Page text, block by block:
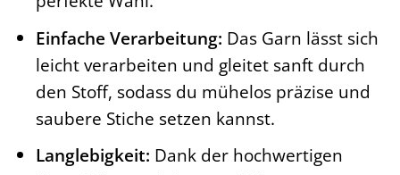
Einfache Verarbeitung: Das Garn lässt sich
leicht verarbeiten und gleitet sanft durch
den Stoff, sodass du mühelos präzise und
saubere Stiche setzen kannst.
Langlebigkeit: Dank der hochwertigen